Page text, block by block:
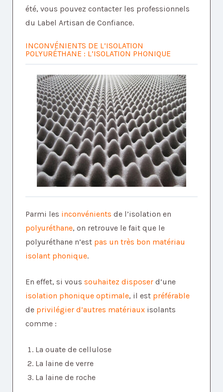
été, vous pouvez contacter les professionnels
du Label Artisan de Confiance.
INCONVÉNIENTS DE L’ISOLATION
POLYURÉTHANE : L’ISOLATION PHONIQUE
Parmi les inconvénients de l’isolation en
polyuréthane, on retrouve le fait que le
polyuréthane n’est pas un très bon matériau
isolant phonique.
En effet, si vous souhaitez disposer d’une
isolation phonique optimale, il est préférable
de privilégier d’autres matériaux isolants
comme :
La ouate de cellulose
La laine de verre
La laine de roche